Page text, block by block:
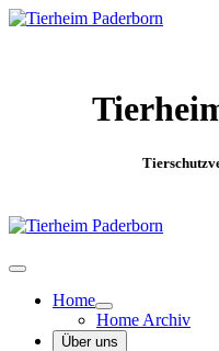
Home
Home Archiv
Über uns